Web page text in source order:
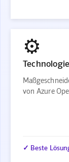
⚙️
von Azure
✓ Beste